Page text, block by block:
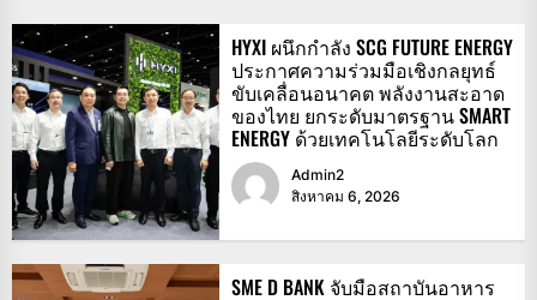
HYXI ผนึกกำลัง SCG FUTURE ENERGY
ประกาศความร่วมมือเชิงกลยุทธ์
ขับเคลื่อนอนาคต พลังงานสะอาด
ของไทย ยกระดับมาตรฐาน SMART
ENERGY ด้วยเทคโนโลยีระดับโลก
Admin2
สิงหาคม 6, 2026
SME D BANK จับมือสถาบันอาหาร